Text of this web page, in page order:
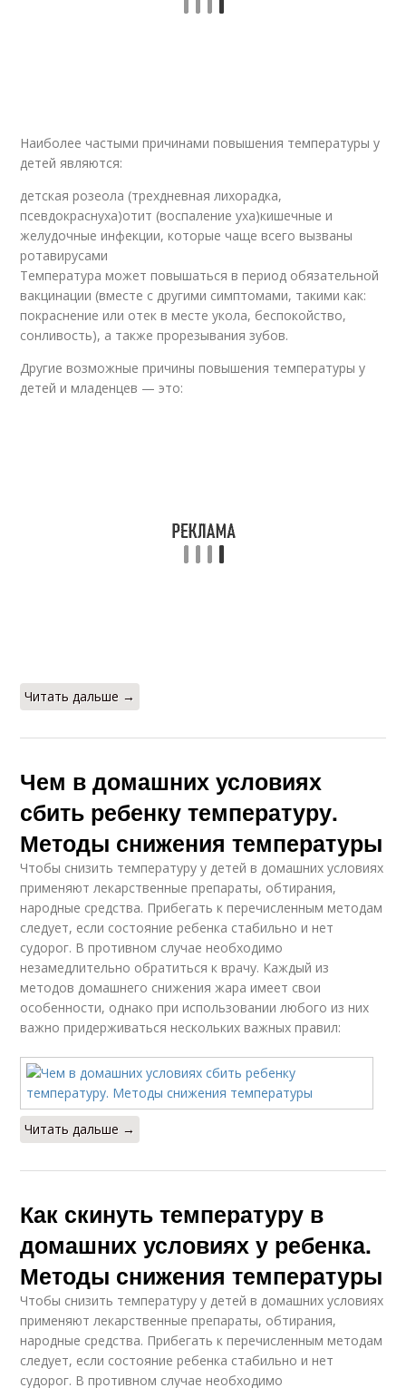
Наиболее частыми причинами повышения температуры у
детей являются:
детская розеола (трехдневная лихорадка,
псевдокраснуха)отит (воспаление уха)кишечные и
желудочные инфекции, которые чаще всего вызваны
ротавирусами
Температура может повышаться в период обязательной
вакцинации (вместе с другими симптомами, такими как:
покраснение или отек в месте укола, беспокойство,
сонливость), а также прорезывания зубов.
Другие возможные причины повышения температуры у
детей и младенцев — это:
Читать дальше →
Чем в домашних условиях
сбить ребенку температуру.
Методы снижения температуры
Чтобы снизить температуру у детей в домашних условиях
применяют лекарственные препараты, обтирания,
народные средства. Прибегать к перечисленным методам
следует, если состояние ребенка стабильно и нет
судорог. В противном случае необходимо
незамедлительно обратиться к врачу. Каждый из
методов домашнего снижения жара имеет свои
особенности, однако при использовании любого из них
важно придерживаться нескольких важных правил:
Читать дальше →
Как скинуть температуру в
домашних условиях у ребенка.
Методы снижения температуры
Чтобы снизить температуру у детей в домашних условиях
применяют лекарственные препараты, обтирания,
народные средства. Прибегать к перечисленным методам
следует, если состояние ребенка стабильно и нет
судорог. В противном случае необходимо